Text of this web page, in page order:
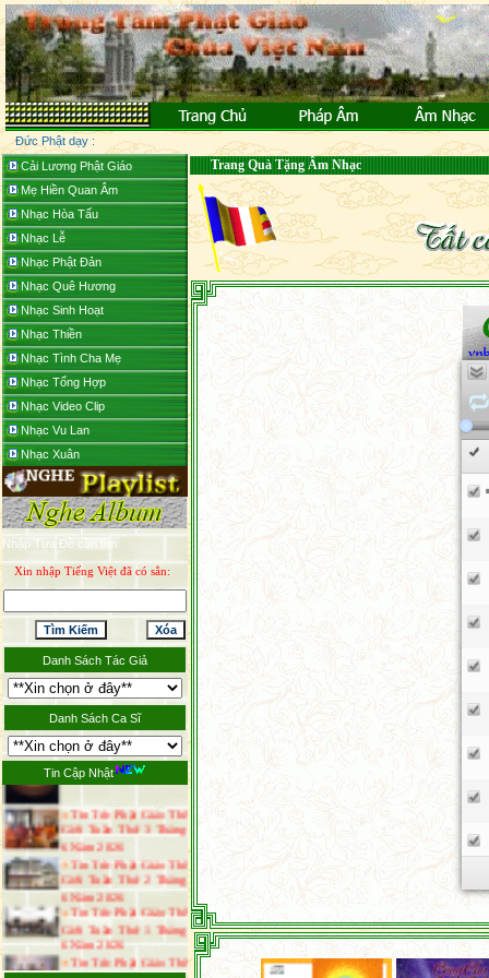
Đức Phật dạy :
Cải Lương Phật Giáo
Mẹ Hiền Quan Âm
Nhạc Hòa Tấu
Nhạc Lễ
Nhạc Phật Đản
Nhạc Quê Hương
Nhạc Sinh Hoạt
Nhạc Thiền
Nhạc Tình Cha Mẹ
Nhạc Tổng Hợp
Nhạc Video Clip
Nhạc Vu Lan
Nhạc Xuân
Nhập Tựa Đề cần tìm:
Xin nhập Tiếng Việt đã có sẳn:
Danh Sách Tác Giả
Danh Sách Ca Sĩ
Tin Cập Nhật
Tin Tức Phật Giáo
Tuần Thứ 4 Tháng 7
Năm 2026
Tin Tức Phật Giáo Thế
Giới Tuần Thứ 3 Tháng
7 Năm 2026
Thông Báo Đại Lễ Vu
Lan Báo Hiếu Năm 2026
Tin Tức Phật Giáo Thế
Giới Tuần Thứ 1 Tháng
7 Năm 2026
Tin Tức Phật Giáo Thế
Giới Tuần Thứ 4 Tháng
6 Năm 2026
Tin Tức Phật Giáo Thế
Giới Tuần Thứ 3 Tháng
6 Năm 2026
Tin Tức Phật Giáo Thế
Giới Tuần Thứ 2 Tháng
6 Năm 2026
Tin Tức Phật Giáo Thế
Giới Tuần Thứ 1 Tháng
6 Năm 2026
Tin Tức Phật Giáo Thế
Giới Tuần Thứ 4 Tháng
5 Năm 2026
Trang Quà Tặng Âm Nhạc